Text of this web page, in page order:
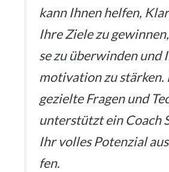
kann Ihnen hel­fen,
Ihre Zie­le zu
se zu über­win­den und
mo­ti­va­ti­on zu stär­ken.
geziel­te Fra­gen und
unter­stützt ein Coach
Ihr vol­les Poten­zi­al
fen.